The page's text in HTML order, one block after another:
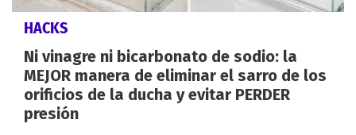
HACKS
Ni vinagre ni bicarbonato de sodio: la
MEJOR manera de eliminar el sarro de los
orificios de la ducha y evitar PERDER
presión